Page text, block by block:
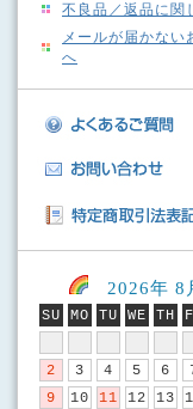
不良品／返品に関
メールが届かない
へ
2026年 8
SU MO TU WE TH
2
3 4 5 6
9
10 11 12 13